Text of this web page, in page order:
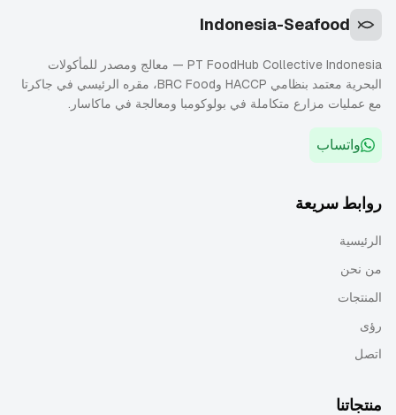
Indonesia-Seafood
PT FoodHub Collective Indonesia — معالج ومصدر للمأكولات
البحرية معتمد بنظامي HACCP وBRC Food، مقره الرئيسي في جاكرتا
مع عمليات مزارع متكاملة في بولوكومبا ومعالجة في ماكاسار.
واتساب
روابط سريعة
الرئيسية
من نحن
المنتجات
رؤى
اتصل
منتجاتنا